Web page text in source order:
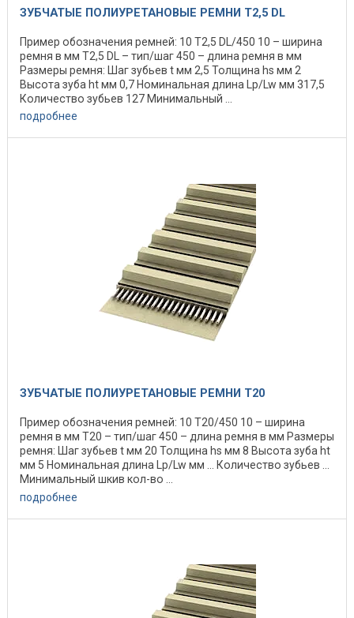
ЗУБЧАТЫЕ ПОЛИУРЕТАНОВЫЕ РЕМНИ T2,5 DL
Пример обозначения ремней: 10 Т2,5 DL/450 10 – ширина
ремня в мм Т2,5 DL – тип/шаг 450 – длина ремня в мм
Размеры ремня: Шаг зубьев t мм 2,5 Толщина hs мм 2
Высота зуба ht мм 0,7 Номинальная длина Lp/Lw мм 317,5
Количество зубьев 127 Минимальный ...
подробнее
ЗУБЧАТЫЕ ПОЛИУРЕТАНОВЫЕ РЕМНИ T20
Пример обозначения ремней: 10 Т20/450 10 – ширина
ремня в мм Т20 – тип/шаг 450 – длина ремня в мм Размеры
ремня: Шаг зубьев t мм 20 Толщина hs мм 8 Высота зуба ht
мм 5 Номинальная длина Lp/Lw мм ... Количество зубьев ...
Минимальный шкив кол-во ...
подробнее